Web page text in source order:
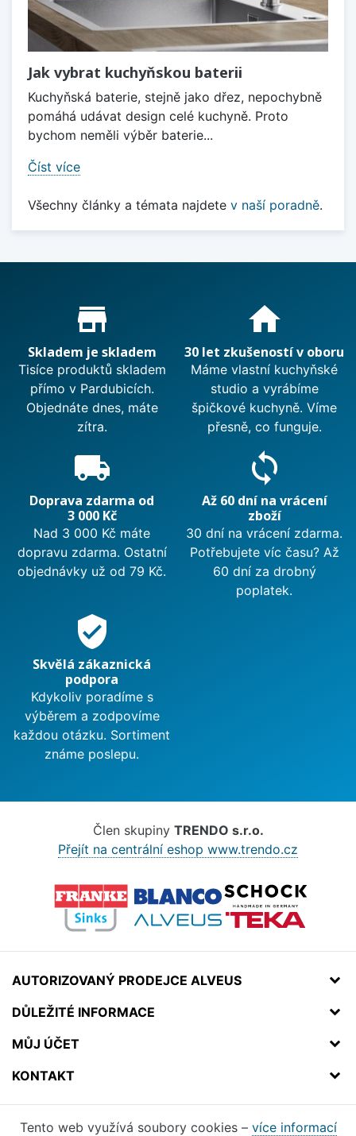
Jak vybrat kuchyňskou baterii
Kuchyňská baterie, stejně jako dřez, nepochybně
pomáhá udávat design celé kuchyně. Proto
bychom neměli výběr baterie...
Číst více
Všechny články a témata najdete v naší poradně.
Proč nakupovat u nás?
store_mall_directory
Skladem je skladem
Tisíce produktů skladem
přímo v Pardubicích.
Objednáte dnes, máte
zítra.
home
30 let zkušeností v oboru
Máme vlastní kuchyňské
studio a vyrábíme
špičkové kuchyně. Víme
přesně, co funguje.
local_shipping
Doprava zdarma od
3 000 Kč
Nad 3 000 Kč máte
dopravu zdarma. Ostatní
objednávky už od 79 Kč.
sync
Až 60 dní na vrácení
zboží
30 dní na vrácení zdarma.
Potřebujete víc času? Až
60 dní za drobný
poplatek.
verified_user
Skvělá zákaznická
podpora
Kdykoliv poradíme s
výběrem a zodpovíme
každou otázku. Sortiment
známe poslepu.
Člen skupiny TRENDO s.r.o.
Přejít na centrální eshop www.trendo.cz
AUTORIZOVANÝ PRODEJCE ALVEUS
DŮLEŽITÉ INFORMACE
MŮJ ÚČET
KONTAKT
Tento web využívá soubory cookies – více informací